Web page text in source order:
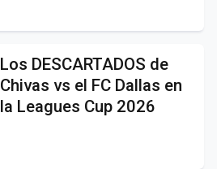
Los DESCARTADOS de
Chivas vs el FC Dallas en
la Leagues Cup 2026